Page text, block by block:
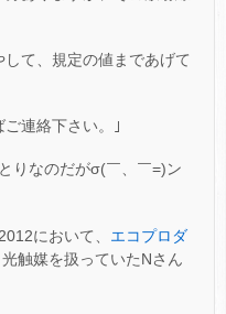
て、規定の値まであげて
連絡下さい。｣
りなのだがσ(￣、￣=)ン
において、 エコプロダ
触媒を扱っていたNさん